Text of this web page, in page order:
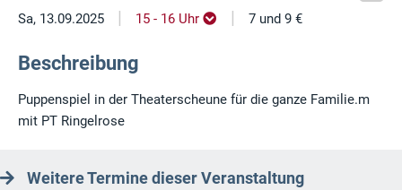
Sa, 13.09.2025 | 15 - 16 Uhr | 7 und 9 €
Beschreibung
Puppenspiel in der Theaterscheune für die ganze Familie.m
mit PT Ringelrose
Weitere Termine dieser Veranstaltung